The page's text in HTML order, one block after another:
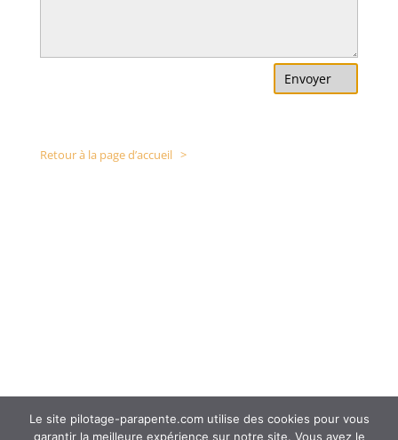
Envoyer
Retour à la page d’accueil >
Le site pilotage-parapente.com utilise des cookies pour vous
garantir la meilleure expérience sur notre site. Vous avez le